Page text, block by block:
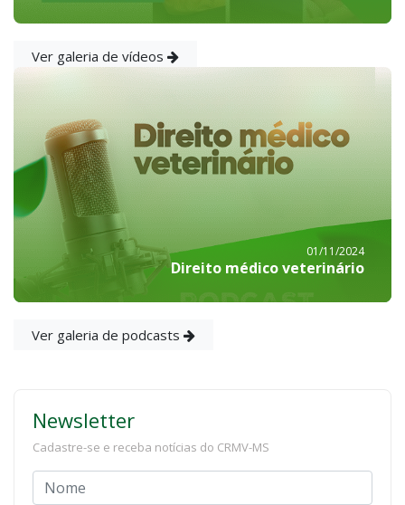
Ver galeria de vídeos
01/11/2024
Direito médico veterinário
Ver galeria de podcasts
Newsletter
Cadastre-se e receba notícias do CRMV-MS